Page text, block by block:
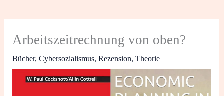
Arbeitszeitrechnung von oben?
Bücher,Cybersozialismus,Rezension,Theorie